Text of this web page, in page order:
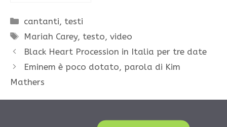
Categorie
cantanti, testi
Tag
Mariah Carey, testo,video
Black Heart Procession in Italia per tre date
Eminem è poco dotato, parola di Kim
Mathers